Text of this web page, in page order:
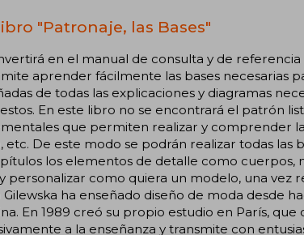
"Patronaje, las Bases"
en el manual de consulta y de
aprender fácilmente las bases necesarias
de todas las explicaciones y diagramas
En este libro no se encontrará el patrón
que permiten realizar y comprender
etc. De este modo se podrán realizar todas las
los elementos de detalle como cuerpos,
personalizar como quiera un modelo, una vez
Gilewska ha enseñado diseño de moda desde
En 1989 creó su propio estudio en París,
a la enseñanza y transmite con